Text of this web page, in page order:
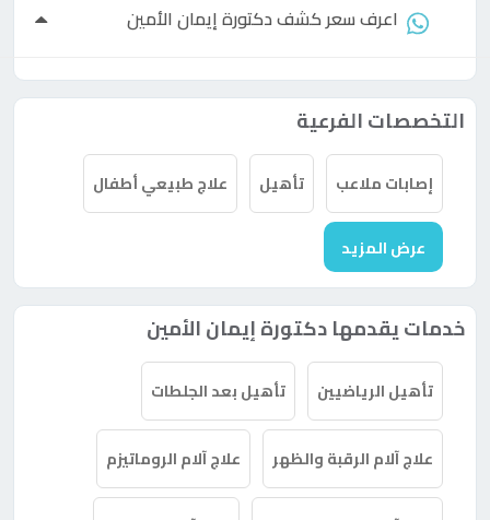
اعرف سعر كشفدكتورةإيمان الأمين
التخصصات الفرعية
إصابات ملاعب تأهيل علاج طبيعي أطفال
عرض المزيد
خدمات يقدمها دكتورة إيمان الأمين
تأهيل الرياضيين تأهيل بعد الجلطات
علاج آلام الرقبة والظهر علاج آلام الروماتيزم